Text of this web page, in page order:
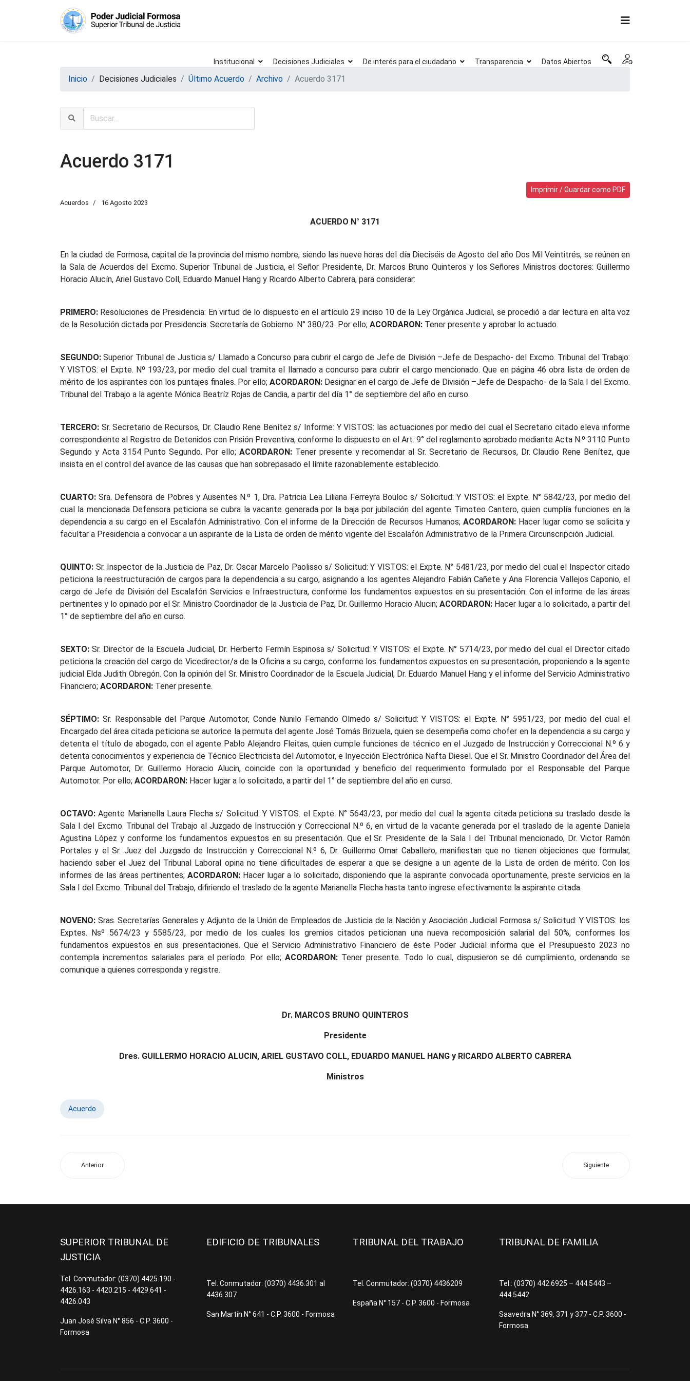
Institucional Decisiones Judiciales De interés para el ciudadano Transparencia Datos Abiertos
Inicio Decisiones Judiciales Último Acuerdo Archivo Acuerdo 3171
Acuerdo 3171
Imprimir / Guardar como PDF
Acuerdos 16 Agosto 2023
ACUERDO N° 3171
En la ciudad de Formosa, capital de la provincia del mismo nombre, siendo las nueve horas del día Dieciséis de Agosto del año Dos Mil Veintitrés, se reúnen en
la Sala de Acuerdos del Excmo. Superior Tribunal de Justicia, el Señor Presidente, Dr. Marcos Bruno Quinteros y los Señores Ministros doctores: Guillermo
Horacio Alucín, Ariel Gustavo Coll, Eduardo Manuel Hang y Ricardo Alberto Cabrera, para considerar:
PRIMERO: Resoluciones de Presidencia: En virtud de lo dispuesto en el artículo 29 inciso 10 de la Ley Orgánica Judicial, se procedió a dar lectura en alta voz
de la Resolución dictada por Presidencia: Secretaría de Gobierno: N° 380/23. Por ello; ACORDARON: Tener presente y aprobar lo actuado.
SEGUNDO: Superior Tribunal de Justicia s/ Llamado a Concurso para cubrir el cargo de Jefe de División –Jefe de Despacho- del Excmo. Tribunal del Trabajo:
Y VISTOS: el Expte. Nº 193/23, por medio del cual tramita el llamado a concurso para cubrir el cargo mencionado. Que en página 46 obra lista de orden de
mérito de los aspirantes con los puntajes finales. Por ello; ACORDARON: Designar en el cargo de Jefe de División –Jefe de Despacho- de la Sala I del Excmo.
Tribunal del Trabajo a la agente Mónica Beatríz Rojas de Candia, a partir del día 1° de septiembre del año en curso.
TERCERO: Sr. Secretario de Recursos, Dr. Claudio Rene Benítez s/ Informe: Y VISTOS: las actuaciones por medio del cual el Secretario citado eleva informe
correspondiente al Registro de Detenidos con Prisión Preventiva, conforme lo dispuesto en el Art. 9° del reglamento aprobado mediante Acta N.º 3110 Punto
Segundo y Acta 3154 Punto Segundo. Por ello; ACORDARON:Tener presente y recomendar al Sr. Secretario de Recursos, Dr. Claudio Rene Benítez, que
insista en el control del avance de las causas que han sobrepasado el límite razonablemente establecido.
CUARTO: Sra. Defensora de Pobres y Ausentes N.º 1, Dra. Patricia Lea Liliana Ferreyra Bouloc s/ Solicitud: Y VISTOS: el Expte. N° 5842/23, por medio del
cual la mencionada Defensora peticiona se cubra la vacante generada por la baja por jubilación del agente Timoteo Cantero, quien cumplía funciones en la
dependencia a su cargo en el Escalafón Administrativo. Con el informe de la Dirección de Recursos Humanos; ACORDARON: Hacer lugar como se solicita y
facultar a Presidencia a convocar a un aspirante de la Lista de orden de mérito vigente del Escalafón Administrativo de la Primera Circunscripción Judicial.
QUINTO: Sr. Inspector de la Justicia de Paz, Dr. Oscar Marcelo Paolisso s/ Solicitud: Y VISTOS: el Expte. N° 5481/23, por medio del cual el Inspector citado
peticiona la reestructuración de cargos para la dependencia a su cargo, asignando a los agentes Alejandro Fabián Cañete y Ana Florencia Vallejos Caponio, el
cargo de Jefe de División del Escalafón Servicios e Infraestructura, conforme los fundamentos expuestos en su presentación. Con el informe de las áreas
pertinentes y lo opinado por el Sr. Ministro Coordinador de la Justicia de Paz, Dr. Guillermo Horacio Alucin; ACORDARON: Hacer lugar a lo solicitado, a partir del
1° de septiembre del año en curso.
SEXTO: Sr. Director de la Escuela Judicial, Dr. Herberto Fermín Espinosa s/ Solicitud: Y VISTOS: el Expte. N° 5714/23, por medio del cual el Director citado
peticiona la creación del cargo de Vicedirector/a de la Oficina a su cargo, conforme los fundamentos expuestos en su presentación, proponiendo a la agente
judicial Elda Judith Obregón. Con la opinión del Sr. Ministro Coordinador de la Escuela Judicial, Dr. Eduardo Manuel Hang y el informe del Servicio Administrativo
Financiero; ACORDARON: Tener presente.
SÉPTIMO: Sr. Responsable del Parque Automotor, Conde Nunilo Fernando Olmedo s/ Solicitud: Y VISTOS: el Expte. N° 5951/23, por medio del cual el
Encargado del área citada peticiona se autorice la permuta del agente José Tomás Brizuela, quien se desempeña como chofer en la dependencia a su cargo y
detenta el título de abogado, con el agente Pablo Alejandro Fleitas, quien cumple funciones de técnico en el Juzgado de Instrucción y Correccional N.º 6 y
detenta conocimientos y experiencia de Técnico Electricista del Automotor, e Inyección Electrónica Nafta Diesel. Que el Sr. Ministro Coordinador del Área del
Parque Automotor, Dr. Guillermo Horacio Alucin, coincide con la oportunidad y beneficio del requerimiento formulado por el Responsable del Parque
Automotor. Por ello; ACORDARON: Hacer lugar a lo solicitado, a partir del 1° de septiembre del año en curso.
OCTAVO: Agente Marianella Laura Flecha s/ Solicitud: Y VISTOS: el Expte. N° 5643/23, por medio del cual la agente citada peticiona su traslado desde la
Sala I del Excmo. Tribunal del Trabajo al Juzgado de Instrucción y Correccional N.º 6, en virtud de la vacante generada por el traslado de la agente Daniela
Agustina López y conforme los fundamentos expuestos en su presentación. Que el Sr. Presidente de la Sala I del Tribunal mencionado, Dr. Victor Ramón
Portales y el Sr. Juez del Juzgado de Instrucción y Correccional N.º 6, Dr. Guillermo Omar Caballero, manifiestan que no tienen objeciones que formular,
haciendo saber el Juez del Tribunal Laboral opina no tiene dificultades de esperar a que se designe a un agente de la Lista de orden de mérito. Con los
informes de las áreas pertinentes;ACORDARON: Hacer lugar a lo solicitado, disponiendo que la aspirante convocada oportunamente, preste servicios en la
Sala I del Excmo. Tribunal del Trabajo, difiriendo el traslado de la agente Marianella Flecha hasta tanto ingrese efectivamente la aspirante citada.
NOVENO: Sras. Secretarías Generales y Adjunto de la Unión de Empleados de Justicia de la Nación y Asociación Judicial Formosa s/ Solicitud: Y VISTOS: los
Exptes. Nsº 5674/23 y 5585/23, por medio de los cuales los gremios citados peticionan una nueva recomposición salarial del 50%, conformes los
fundamentos expuestos en sus presentaciones. Que el Servicio Administrativo Financiero de éste Poder Judicial informa que el Presupuesto 2023 no
contempla incrementos salariales para el período. Por ello;ACORDARON: Tener presente. Todo lo cual, dispusieron se dé cumplimiento, ordenando se
comunique a quienes corresponda y registre.
Dr. MARCOS BRUNO QUINTEROS
Presidente
Dres. GUILLERMO HORACIO ALUCIN, ARIEL GUSTAVO COLL, EDUARDO MANUEL HANG y RICARDO ALBERTO CABRERA
Ministros
Acuerdo
Anterior Siguiente
SUPERIOR TRIBUNAL DE
JUSTICIA
Tel. Conmutador: (0370) 4425.190 -
4426.163 - 4420.215 - 4429.641 -
4426.043
Juan José Silva N° 856 - C.P. 3600 -
Formosa
EDIFICIO DE TRIBUNALES
Tel. Conmutador: (0370) 4436.301 al
4436.307
San Martín N° 641 - C.P. 3600 - Formosa
TRIBUNAL DEL TRABAJO
Tel. Conmutador: (0370) 4436209
España N° 157 - C.P. 3600 - Formosa
TRIBUNAL DE FAMILIA
Tel.: (0370) 442.6925 – 444.5443 –
444.5442
Saavedra N° 369, 371 y 377 - C.P. 3600 -
Formosa